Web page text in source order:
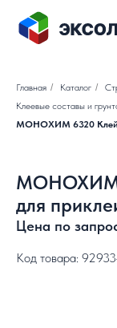
Главная / Каталог /
Клеевые составы и
МОНОХИМ 6320 Клей
МОНОХИМ
для
Цена по
Код товара: